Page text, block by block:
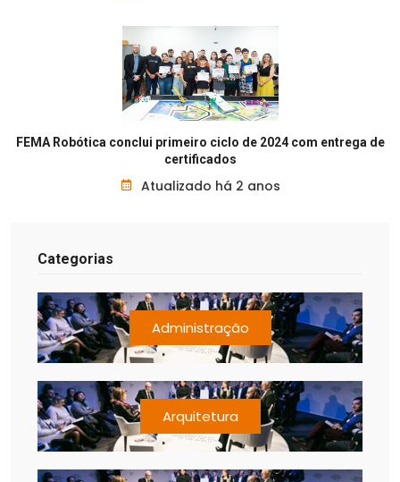
FEMA Robótica conclui primeiro ciclo de 2024 com entrega de
certificados
Atualizado há 2 anos
Categorias
Administração
Arquitetura